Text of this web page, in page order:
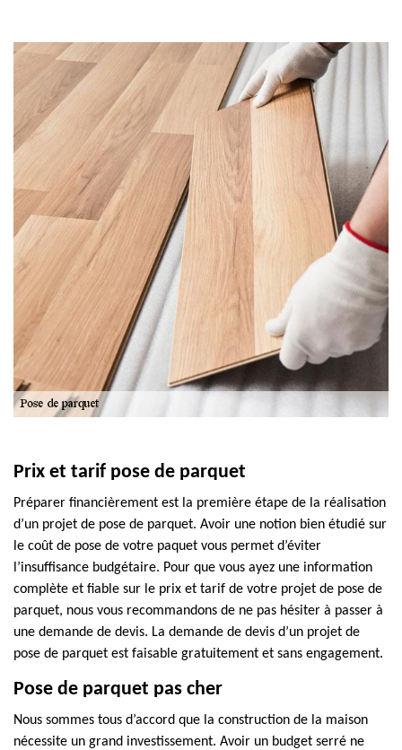
Prix et tarif pose de parquet
Préparer financièrement est la première étape de la réalisation
d’un projet de pose de parquet. Avoir une notion bien étudié sur
le coût de pose de votre paquet vous permet d’éviter
l’insuffisance budgétaire. Pour que vous ayez une information
complète et fiable sur le prix et tarif de votre projet de pose de
parquet, nous vous recommandons de ne pas hésiter à passer à
une demande de devis. La demande de devis d’un projet de
pose de parquet est faisable gratuitement et sans engagement.
Pose de parquet pas cher
Nous sommes tous d’accord que la construction de la maison
nécessite un grand investissement. Avoir un budget serré ne